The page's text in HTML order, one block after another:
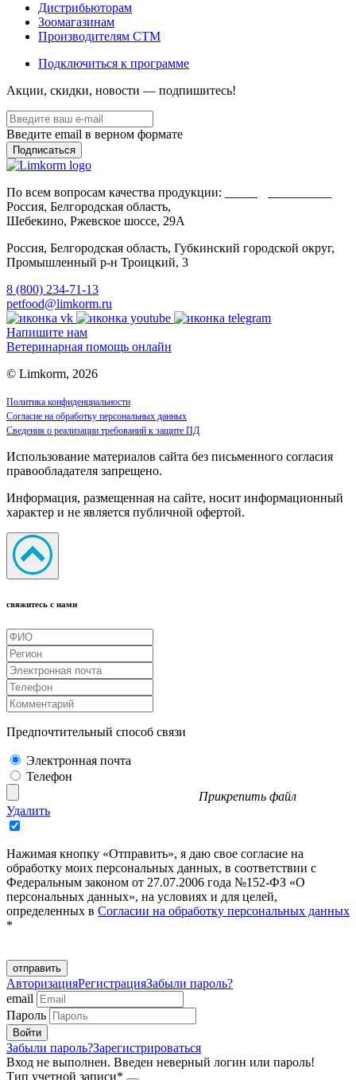
Дистрибьюторам
Зоомагазинам
Производителям CTM
Подключиться к программе
Акции, скидки, новости — подпишитесь!
Введите email в верном формате
По всем вопросам качества продукции:
Россия, Белгородская область,
Шебекино, Ржевское шоссе, 29А
Россия, Белгородская область, Губкинский городской округ,
Промышленный р-н Троицкий, 3
8 (800) 234-71-13
petfood@limkorm.ru
Напишите нам
Ветеринарная помощь онлайн
© Limkorm, 2026
Политика конфиденциальности
Согласие на обработку персональных данных
Сведения о реализации требований к защите ПД
Использование материалов сайта без письменного согласия
правообладателя запрещено.
Информация, размещенная на сайте, носит информационный
характер и не является публичной офертой.
свяжитесь с нами
Предпочтительный способ связи
Электронная почта
Телефон
Прикрепить файл
Удалить
Нажимая кнопку «Отправить», я даю свое согласие на
обработку моих персональных данных, в соответствии с
Федеральным законом от 27.07.2006 года №152-ФЗ «О
персональных данных», на условиях и для целей,
определенных в Согласии на обработку персональных данных
*
отправить
АвторизацияРегистрацияЗабыли пароль?
email
Пароль
Забыли пароль?Зарегистрироваться
Вход не выполнен. Введен неверный логин или пароль!
Тип учетной записи*